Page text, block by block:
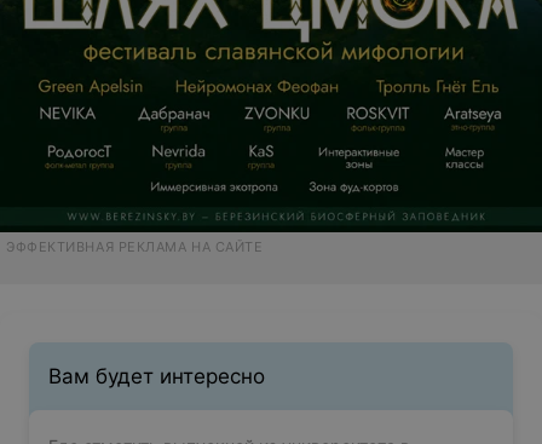
ЭФФЕКТИВНАЯ РЕКЛАМА НА САЙТЕ
Вам будет интересно